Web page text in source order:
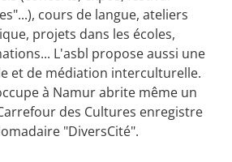
cours de langue, ateliers
projets dans les écoles,
L'asbl propose aussi une
et de médiation interculturelle.
à Namur abrite même un
des Cultures enregistre
"DiversCité".